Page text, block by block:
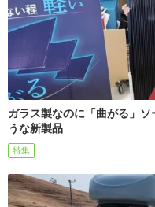
ガラス製なのに「曲がる」
うな新製品
特集